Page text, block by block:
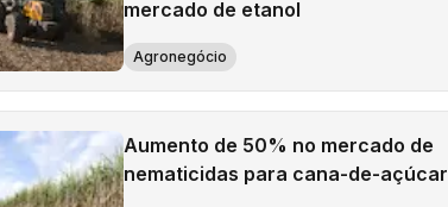
mercado de etanol
Agronegócio
Aumento de 50% no mercado de
nematicidas para cana-de-açúcar